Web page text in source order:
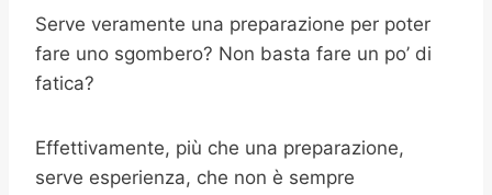
Serve veramente una preparazione per poter
fare uno sgombero? Non basta fare un po’ di
fatica?
Effettivamente, più che una preparazione,
serve esperienza, che non è sempre